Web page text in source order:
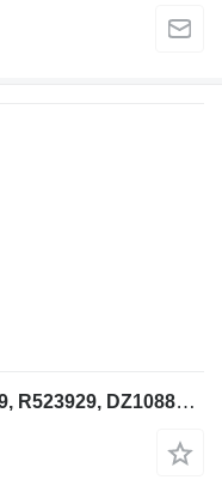
Moteur John Deere 4045 R562119, R523929, DZ108855, Manitou 840-137, 845-137, LIEBH john pour chariot élévateur diesel John Deere john deere 4045 R562119, R523929, DZ108855, Manitou 840-137, 845-137